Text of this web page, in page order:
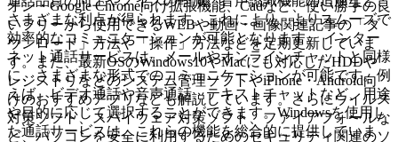
さまざまな利点が得られます。これにより、よりスムーズで
効率的なコミュニケーションが可能となります。 インター
ネット通話サービスは、メールやオンラインチャットと同様
に、さまざまな形式でのコミュニケーションが可能です。例
えば、ビデオ通話や音声通話、テキストチャットなど、用途
や目的に応じて選択することができます。Windowsを使用し
た通話サービスは、これらの機能を総合的に提供していま
オン・Google Chrome向け拡張機能、Cadなど、使い勝手の良
いフリーから使用できるWEBや動画・画像関連記事の「ダ
ウンロード」方法や「操作」方法などを定期更新していま
す。また、最新OSのWindows10やMacにも対応したHDDや
レジストリなどのシステム管理ソフトやiPhone・Android向
けのおすすめアプリなども解説しています。さらにウイルス
対策ソフト、スパイウェア対策ソフト、ファイアフォールな
ど、パソコンを安全に利用するためのセキュリティ関連のソ